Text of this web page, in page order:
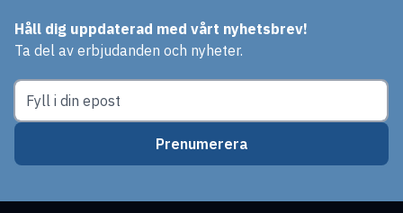
Håll dig uppdaterad med vårt nyhetsbrev!
Ta del av erbjudanden och nyheter.
Prenumerera